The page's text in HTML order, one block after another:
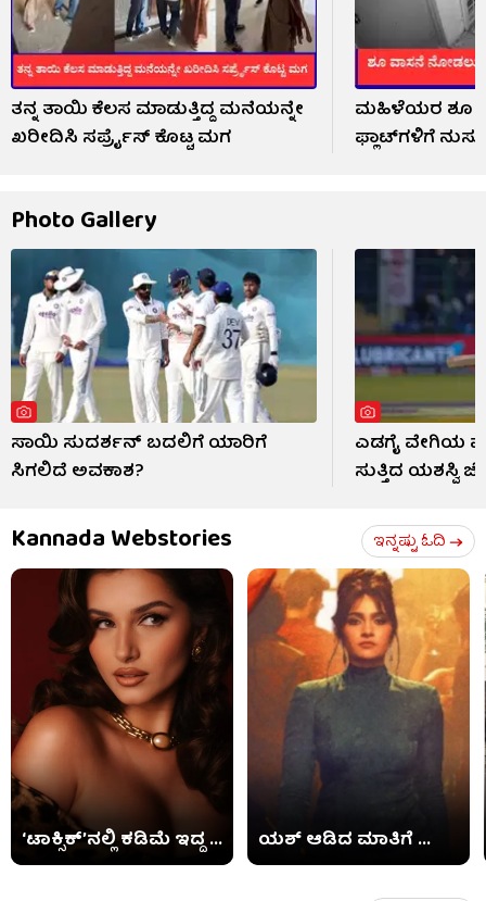
ತನ್ನ ತಾಯಿ ಕೆಲಸ ಮಾಡುತ್ತಿದ್ದ ಮನೆಯನ್ನೇ
ಖರೀದಿಸಿ ಸರ್ಪ್ರೈಸ್ ಕೊಟ್ಟ ಮಗ
ಮಹಿಳೆಯರ ಶೂ
ಫ್ಲಾಟ್‌ಗಳಿಗೆ
Photo Gallery
ಸಾಯಿ ಸುದರ್ಶನ್ ಬದಲಿಗೆ ಯಾರಿಗೆ
ಸಿಗಲಿದೆ ಅವಕಾಶ?
ಎಡಗೈ ವೇಗಿಯ
ಸುತ್ತಿದ ಯಶಸ್ವಿ
Kannada Webstories ಇನ್ನಷ್ಟು ಓದಿ
‘ಟಾಕ್ಸಿಕ್​’ನಲ್ಲಿ ಕಡಿಮೆ ಇದ್ದ ... ಯಶ್ ಆಡಿದ ಮಾತಿಗೆ ...